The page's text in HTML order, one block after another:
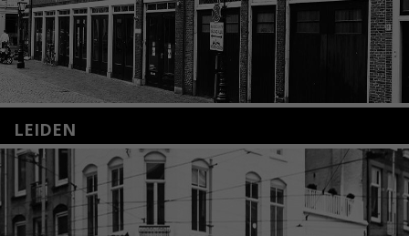
LEIDEN
Nieuwstraat 35
2312 KA Leiden
+31(0)71 – 52 84 480
info@kunsthuisleiden.nl